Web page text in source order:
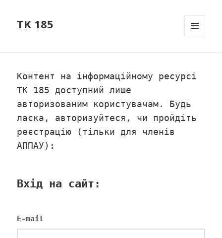
TK 185
Контент на інформаційному ресурсі
ТК 185 доступний лише
авторизованим користувачам. Будь
ласка, авторизуйтеся, чи пройдіть
реєстрацію (тільки для членів
АППАУ):
Вхід на сайт:
E-mail